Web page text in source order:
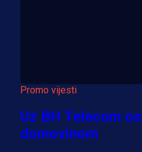
Promo vijesti
Uz BH Telecom
domovinom